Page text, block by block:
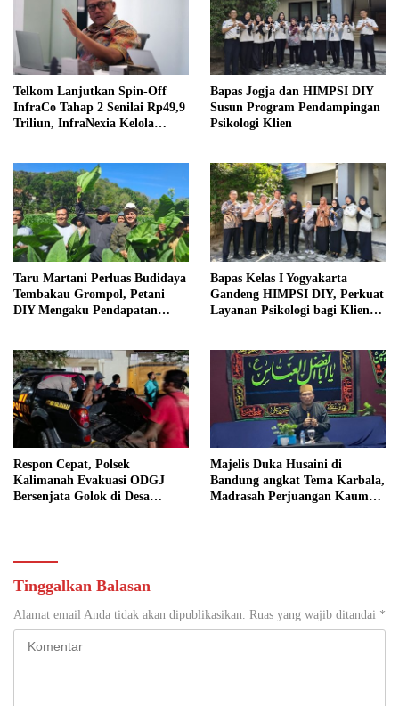
Telkom Lanjutkan Spin-Off
InfraCo Tahap 2 Senilai Rp49,9
Triliun, InfraNexia Kelola
Bapas Jogja dan HIMPSI DIY
Susun Program Pendampingan
Psikologi Klien
Taru Martani Perluas Budidaya
Tembakau Grompol, Petani
DIY Mengaku Pendapatan
Bapas Kelas I Yogyakarta
Gandeng HIMPSI DIY, Perkuat
Layanan Psikologi bagi Klien
Respon Cepat, Polsek
Kalimanah Evakuasi ODGJ
Bersenjata Golok di Desa
Majelis Duka Husaini di
Bandung angkat Tema Karbala,
Madrasah Perjuangan Kaum
Tinggalkan Balasan
Alamat email Anda tidak akan dipublikasikan. Ruas yang wajib ditandai *